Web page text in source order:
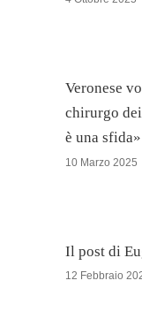
Veronese
chirurgo
è una sfida»
10 Marzo 2025
Il post di
12 Febbraio